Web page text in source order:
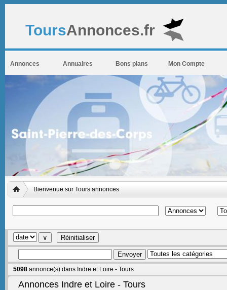
ToursAnnonces.fr
Annonces Annuaires Bons plans Mon Compte
Bienvenue sur Tours annonces
5098 annonce(s) dans Indre et Loire - Tours
Annonces Indre et Loire - Tours